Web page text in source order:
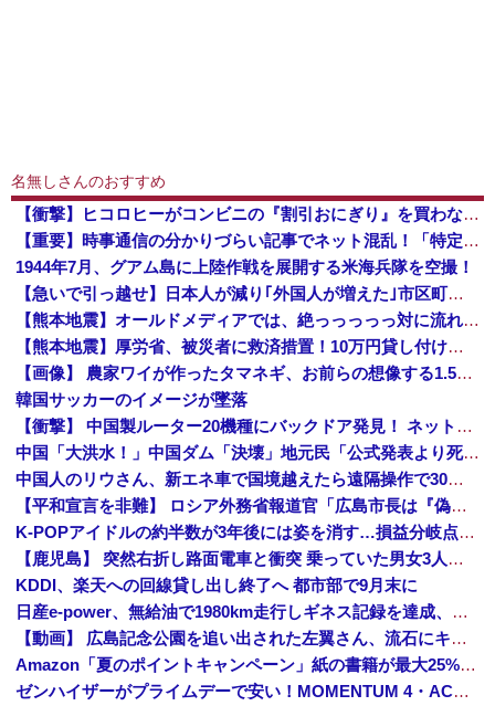
名無しさんのおすすめ
【衝撃】ヒコロヒーがコンビニの『割引おにぎり』を買わない理由がこちらｗｗｗｗ
【重要】時事通信の分かりづらい記事でネット混乱！「特定技能2号に5年枠登場」を移民拡大と勘違いし反対パブコメが殺到 ※実際は3年で永住申請できた...
1944年7月、グアム島に上陸作戦を展開する米海兵隊を空撮！
【急いで引っ越せ】日本人が減り｢外国人が増えた｣市区町村ランキングｷﾀ━━!
【熊本地震】オールドメディアでは、絶っっっっっ対に流れない動画
【熊本地震】厚労省、被災者に救済措置！10万円貸し付けへ！
【画像】 農家ワイが作ったタマネギ、お前らの想像する1.5倍はデカいぞ
韓国サッカーのイメージが墜落
【衝撃】 中国製ルーター20機種にバックドア発見！ ネットに繋ぐだけで35秒ごとに中国のサーバーと通信
中国「大洪水！」中国ダム「決壊」地元民「公式発表より死者多い！」中国政府「住民拘束！（安否不明」中国当局「救助隊動画も削除」台風13号「三峡ダム接近中」→
中国人のリウさん、新エネ車で国境越えたら遠隔操作で30時間ロックされる！
【平和宣言を非難】 ロシア外務省報道官「広島市長は『偽りの呪文』繰り返している」
K-POPアイドルの約半数が3年後には姿を消す…損益分岐点突破は4％未満
【鹿児島】 突然右折し路面電車と衝突 乗っていた男女3人は車を放置しダッシュで逃走中
KDDI、楽天への回線貸し出し終了へ 都市部で9月末に
日産e-power、無給油で1980km走行しギネス記録を達成、無駄な発電や送電ロスなくEVよりエコを証明
【動画】 広島記念公園を追い出された左翼さん、流石にキモすぎて炎上
Amazon「夏のポイントキャンペーン」紙の書籍が最大25%ポイント還元 対象と条件を整理（2026年7月）
ゼンハイザーがプライムデーで安い！MOMENTUM 4・ACCENTUMなど対象モデルまとめ！